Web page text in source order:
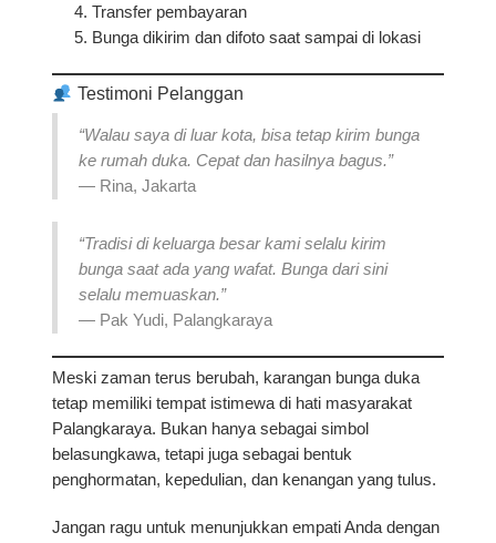
Transfer pembayaran
Bunga dikirim dan difoto saat sampai di lokasi
Testimoni Pelanggan
“Walau saya di luar kota, bisa tetap kirim bunga
ke rumah duka. Cepat dan hasilnya bagus.”
— Rina, Jakarta
“Tradisi di keluarga besar kami selalu kirim
bunga saat ada yang wafat. Bunga dari sini
selalu memuaskan.”
— Pak Yudi, Palangkaraya
Meski zaman terus berubah, karangan bunga duka
tetap memiliki tempat istimewa di hati masyarakat
Palangkaraya. Bukan hanya sebagai simbol
belasungkawa, tetapi juga sebagai bentuk
penghormatan, kepedulian, dan kenangan yang tulus.
Jangan ragu untuk menunjukkan empati Anda dengan